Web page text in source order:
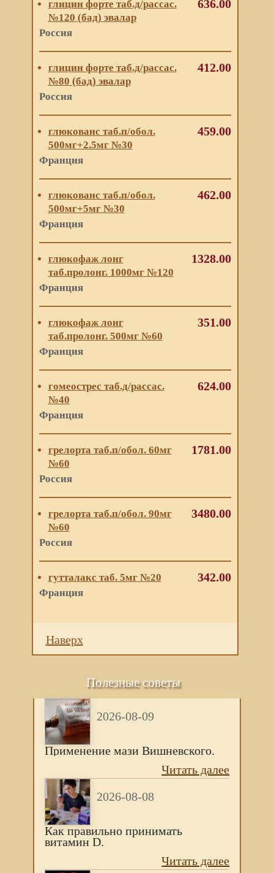
глицин форте таб.д/рассас.
№120 (бад) эвалар
Россия
636.00
глицин форте таб.д/рассас.
№80 (бад) эвалар
Россия
412.00
глюкованс таб.п/обол.
500мг+2.5мг №30
Франция
459.00
глюкованс таб.п/обол.
500мг+5мг №30
Франция
462.00
глюкофаж лонг
таб.пролонг. 1000мг №120
Франция
1328.00
глюкофаж лонг
таб.пролонг. 500мг №60
Франция
351.00
гомеострес таб.д/рассас.
№40
Франция
624.00
грелорта таб.п/обол. 60мг
№60
Россия
1781.00
грелорта таб.п/обол. 90мг
№60
Россия
3480.00
гутталакс таб. 5мг №20
Франция
342.00
Наверх
Полезные советы
2026-08-09
Применение мази Вишневского.
Читать далее
2026-08-08
Как правильно принимать
витамин D.
Читать далее